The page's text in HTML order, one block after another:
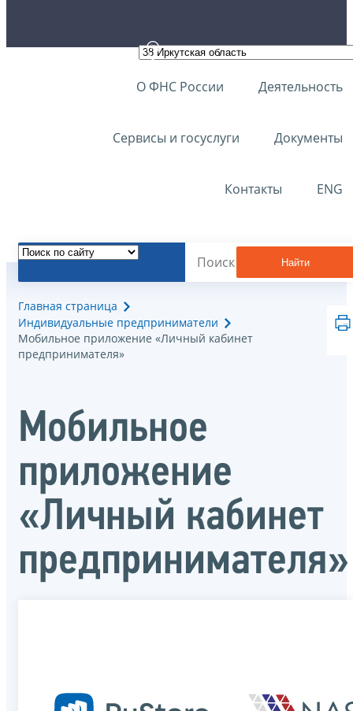
О ФНС России Деятельность
Сервисы и госуслуги Документы
Контакты ENG
Найти
Главная страница
Индивидуальные предприниматели
Мобильное приложение «Личный кабинет
предпринимателя»
Мобильное
приложение
«Личный кабинет
предпринимателя»